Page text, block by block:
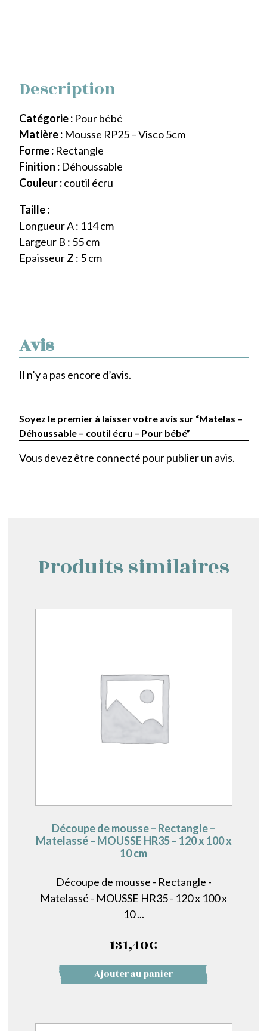
Avis
Il n’y a pas encore d’avis.
Soyez le premier à laisser votre avis sur “Matelas –
Déhoussable – coutil écru – Pour bébé”
Vous devez être connecté pour publier un avis.
Description
Catégorie : Pour bébé
Matière : Mousse RP25 – Visco 5cm
Forme : Rectangle
Finition : Déhoussable
Couleur :coutil écru
Taille :
Longueur A : 114 cm
Largeur B : 55 cm
Epaisseur Z : 5 cm
Produits similaires
Découpe de mousse – Rectangle –
Matelassé – MOUSSE HR35 – 120 x 100 x
10 cm
Découpe de mousse - Rectangle -
Matelassé - MOUSSE HR35 - 120 x 100 x
10 ...
131,40€
Ajouter au panier